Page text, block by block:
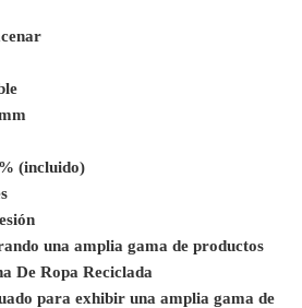
(incluido)
una amplia gama de productos
De Ropa Reciclada
para exhibir una amplia gama de